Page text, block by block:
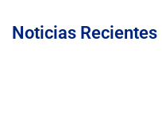
Noticias Recientes